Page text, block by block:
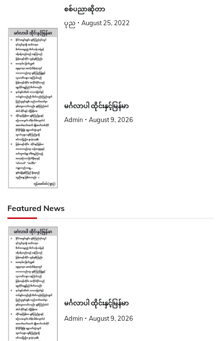
စစ်ပညာဆိုတာ
ပုည August 25, 2022
မင်္ဂလာပါ ထိုင်းနှင့်မြန်မာ
Admin August 9, 2026
Featured News
မင်္ဂလာပါ ထိုင်းနှင့်မြန်မာ
Admin August 9, 2026